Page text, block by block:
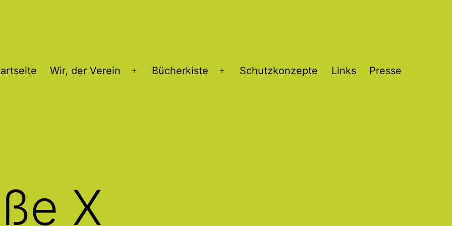
Wir, der Verein
Menü
Bücherkiste
Menü
Schutzkonzepte Links Presse
X